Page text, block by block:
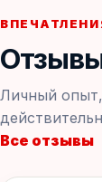
Личный
Все отзывы